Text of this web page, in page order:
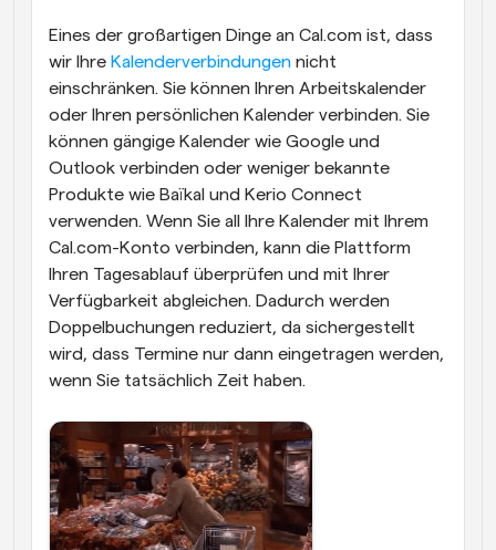
Eines der großartigen Dinge an Cal.com ist, dass
wir Ihre Kalenderverbindungen nicht
einschränken. Sie können Ihren Arbeitskalender
oder Ihren persönlichen Kalender verbinden. Sie
können gängige Kalender wie Google und
Outlook verbinden oder weniger bekannte
Produkte wie Baïkal und Kerio Connect
verwenden. Wenn Sie all Ihre Kalender mit Ihrem
Cal.com-Konto verbinden, kann die Plattform
Ihren Tagesablauf überprüfen und mit Ihrer
Verfügbarkeit abgleichen. Dadurch werden
Doppelbuchungen reduziert, da sichergestellt
wird, dass Termine nur dann eingetragen werden,
wenn Sie tatsächlich Zeit haben.